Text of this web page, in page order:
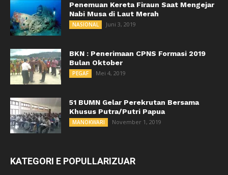
Penemuan Kereta Firaun Saat Mengejar
Nabi Musa di Laut Merah
NASIONAL Juni 3, 2019
BKN : Penerimaan CPNS Formasi 2019
Bulan Oktober
PEGAF Mei 4, 2019
51 BUMN Gelar Perekrutan Bersama
Khusus Putra/Putri Papua
MANOKWARI November 1, 2019
KATEGORI E POPULLARIZUAR